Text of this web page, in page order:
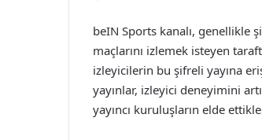
beIN Sports kanalı, genellikle
maçlarını izlemek isteyen
izleyicilerin bu şifreli yayına
yayınlar, izleyici deneyimini
yayıncı kuruluşların elde